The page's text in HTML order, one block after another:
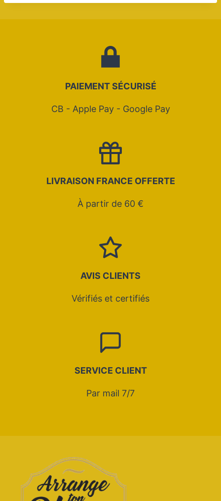
PAIEMENT SÉCURISÉ
CB - Apple Pay - Google Pay
LIVRAISON FRANCE OFFERTE
À partir de 60 €
AVIS CLIENTS
Vérifiés et certifiés
SERVICE CLIENT
Par mail 7/7